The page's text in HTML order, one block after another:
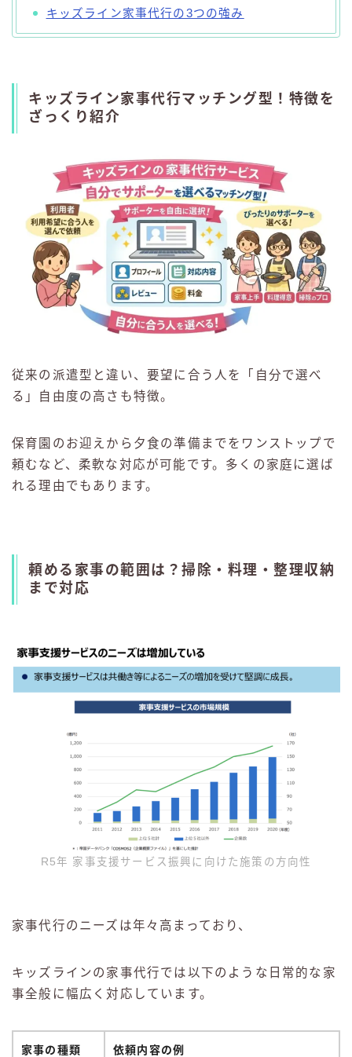
キッズライン家事代行の3つの強み
キッズライン家事代行マッチング型！特徴を
ざっくり紹介
従来の派遣型と違い、要望に合う人を「自分で選べ
る」自由度の高さも特徴。
保育園のお迎えから夕食の準備までをワンストップで
頼むなど、柔軟な対応が可能です。多くの家庭に選ば
れる理由でもあります。
頼める家事の範囲は？掃除・料理・整理収納
まで対応
R5年 家事支援サービス振興に向けた施策の方向性
家事代行のニーズは年々高まっており、
キッズラインの家事代行では以下のような日常的な家
事全般に幅広く対応しています。
家事の種類 依頼内容の例